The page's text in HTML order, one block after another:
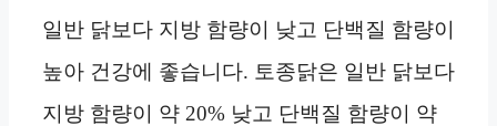
일반 닭보다 지방 함량이 낮고 단백질 함량이
높아 건강에 좋습니다. 토종닭은 일반 닭보다
지방 함량이 약 20% 낮고 단백질 함량이 약